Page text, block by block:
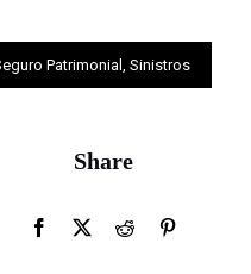
Patrimonial , Sinistros
Share